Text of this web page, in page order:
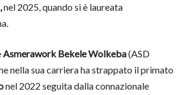
nel 2025, quando si è laureata
Asmerawork Bekele Wolkeba(ASD
nella sua carriera ha strappato il primato
nel 2022 seguita dalla connazionale